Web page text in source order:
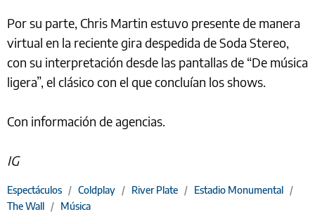
Por su parte, Chris Martin estuvo presente de manera
virtual en la reciente gira despedida de Soda Stereo,
con su interpretación desde las pantallas de “De música
ligera”, el clásico con el que concluían los shows.
Con información de agencias.
IG
Espectáculos / Coldplay / River Plate / Estadio Monumental /
The Wall / Música